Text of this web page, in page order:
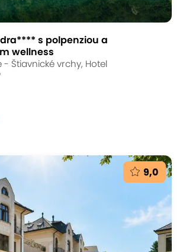
s polpenziou a
wellness
Štiavnické vrchy, Hotel
9,0